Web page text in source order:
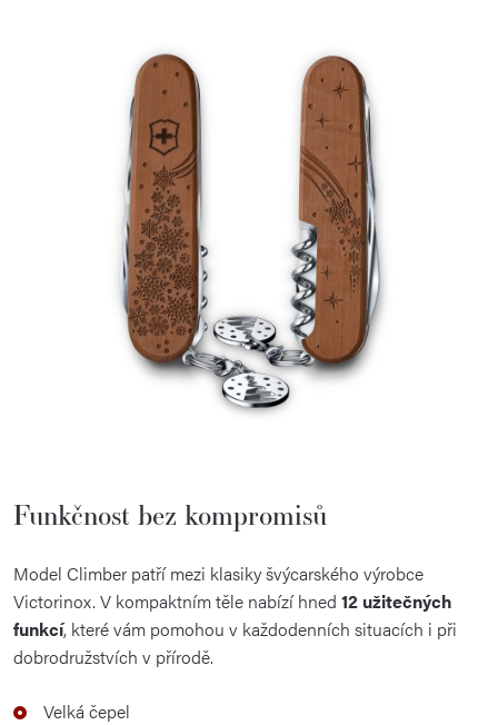
Funkčnost bez kompromisů
Model Climber patří mezi klasiky švýcarského výrobce
Victorinox. V kompaktním těle nabízí hned 12 užitečných
funkcí, které vám pomohou v každodenních situacích i při
dobrodružstvích v přírodě.
Velká čepel